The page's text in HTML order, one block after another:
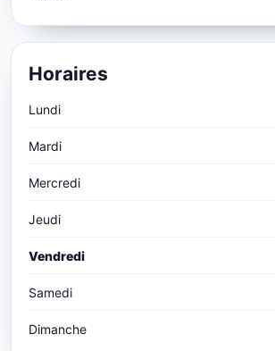
Horaires
Lundi
Mardi
Mercredi
Jeudi
Vendredi
Samedi
Dimanche